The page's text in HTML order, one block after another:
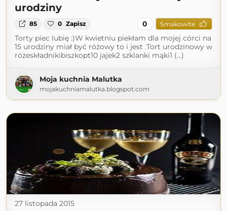
urodziny
85 0 Zapisz 0 Smakowite
Torty piec lubię :)W kwietniu piekłam dla mojej córci na
15 urodziny miał być różowy to i jest .Tort urodzinowy w
różeskładnikibiszkopt10 jajek2 szklanki mąki1 (...)
Moja kuchnia Malutka
mojakuchniamalutka.blogspot.com
27 listopada 2015